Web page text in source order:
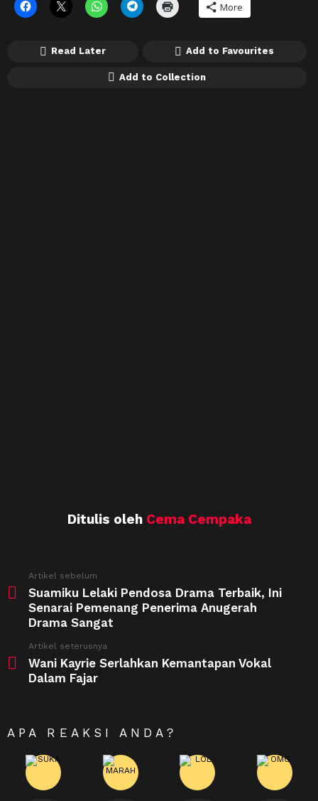
More
Read Later Add to Favourites
Add to Collection
Ditulis oleh Cema Cempaka
more
Artikel sebelum
Suamiku Lelaki Pendosa Drama Terbaik, Ini
Senarai Pemenang Penerima Anugerah
Drama Sangat
Artikel seterusnya
Wani Kayrie Serlahkan Kemantapan Vokal
Dalam Fajar
APA REAKSI ANDA?